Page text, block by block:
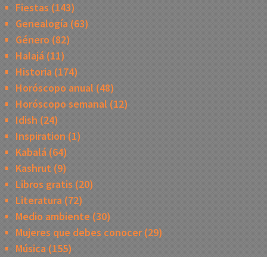
Fiestas (143)
Genealogía(63)
Género (82)
Halajá(11)
Historia(174)
Horóscopo anual (48)
Horóscopo semanal (12)
Idish (24)
Inspiration (1)
Kabalá(64)
Kashrut (9)
Libros gratis (20)
Literatura(72)
Medio ambiente (30)
Mujeres que debes conocer(29)
Música(155)